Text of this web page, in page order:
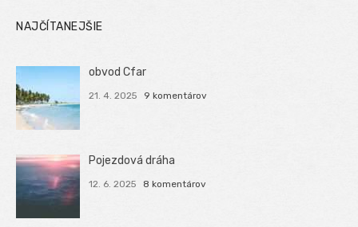
NAJČÍTANEJŠIE
obvod Cfar
21. 4. 2025 9 komentárov
Pojezdová dráha
12. 6. 2025 8 komentárov